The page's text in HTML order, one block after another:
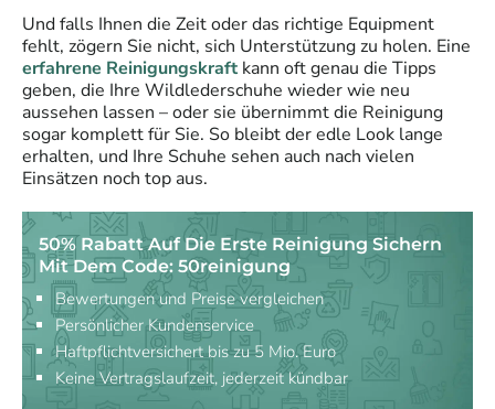
Und falls Ihnen die Zeit oder das richtige Equipment
fehlt, zögern Sie nicht, sich Unterstützung zu holen. Eine
erfahrene Reinigungskraft kann oft genau die Tipps
geben, die Ihre Wildlederschuhe wieder wie neu
aussehen lassen – oder sie übernimmt die Reinigung
sogar komplett für Sie. So bleibt der edle Look lange
erhalten, und Ihre Schuhe sehen auch nach vielen
Einsätzen noch top aus.
50% Rabatt Auf Die Erste Reinigung Sichern
Mit Dem Code: 50reinigung
Bewertungen und Preise vergleichen
Persönlicher Kundenservice
Haftpflichtversichert bis zu 5 Mio. Euro
Keine Vertragslaufzeit, jederzeit kündbar